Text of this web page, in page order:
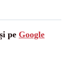
pe Google